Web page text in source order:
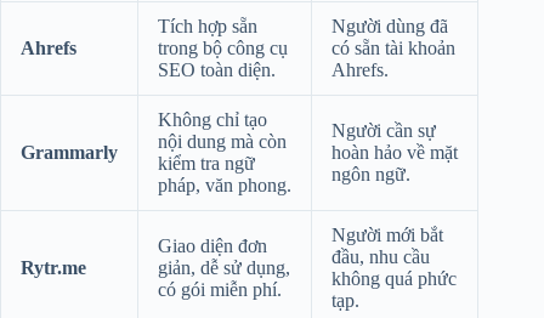
Ahrefs
Tích hợp sẵn
trong bộ công cụ
SEO toàn diện.
Người dùng đã
có sẵn tài khoản
Ahrefs.
Grammarly
Không chỉ tạo
nội dung mà còn
kiểm tra ngữ
pháp, văn phong.
Người cần sự
hoàn hảo về mặt
ngôn ngữ.
Rytr.me
Giao diện đơn
giản, dễ sử dụng,
có gói miễn phí.
Người mới bắt
đầu, nhu cầu
không quá phức
tạp.